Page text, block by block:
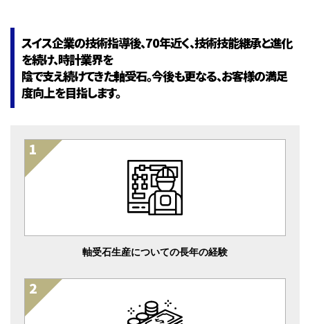
スイス企業の技術指導後、70年近く、技術技能継承と進化
を続け、時計業界を
陰で支え続けてきた軸受石。今後も更なる、お客様の満足
度向上を目指します。
軸受石生産についての長年の経験